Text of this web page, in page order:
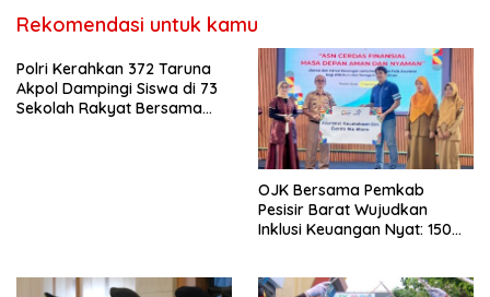
Rekomendasi untuk kamu
Polri Kerahkan 372 Taruna
Akpol Dampingi Siswa di 73
Sekolah Rakyat Bersama
OJK Bersama Pemkab
Pesisir Barat Wujudkan
Inklusi Keuangan Nyat: 150